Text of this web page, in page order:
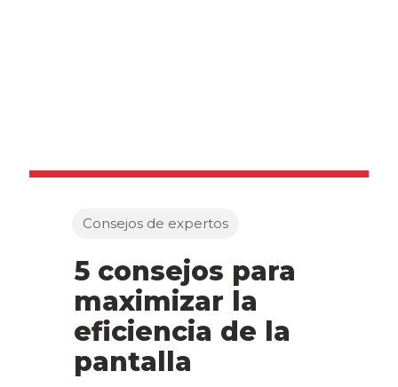
Consejos de expertos
5 consejos para
maximizar la
eficiencia de la
pantalla